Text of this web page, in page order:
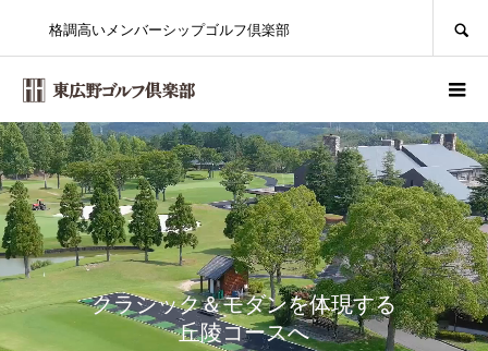
格調高いメンバーシップゴルフ倶楽部
クラシック＆モダンを体現する
丘陵コースへ